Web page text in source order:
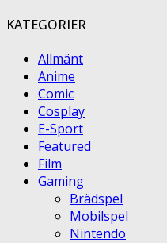
KATEGORIER
Allmänt
Anime
Comic
Cosplay
E-Sport
Featured
Film
Gaming
Brädspel
Mobilspel
Nintendo